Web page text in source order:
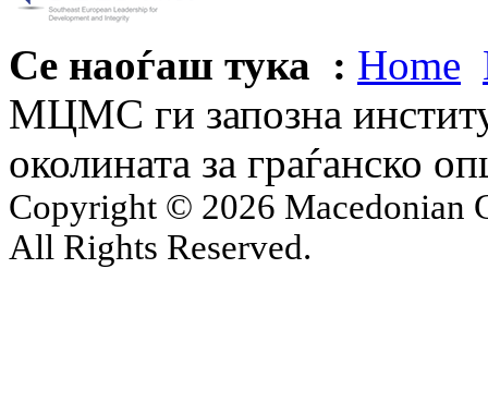
Се наоѓаш тука : Home
МЦМС ги запозна
околината за граѓанско
Copyright © 2026 Macedonian
All Rights Reserved.